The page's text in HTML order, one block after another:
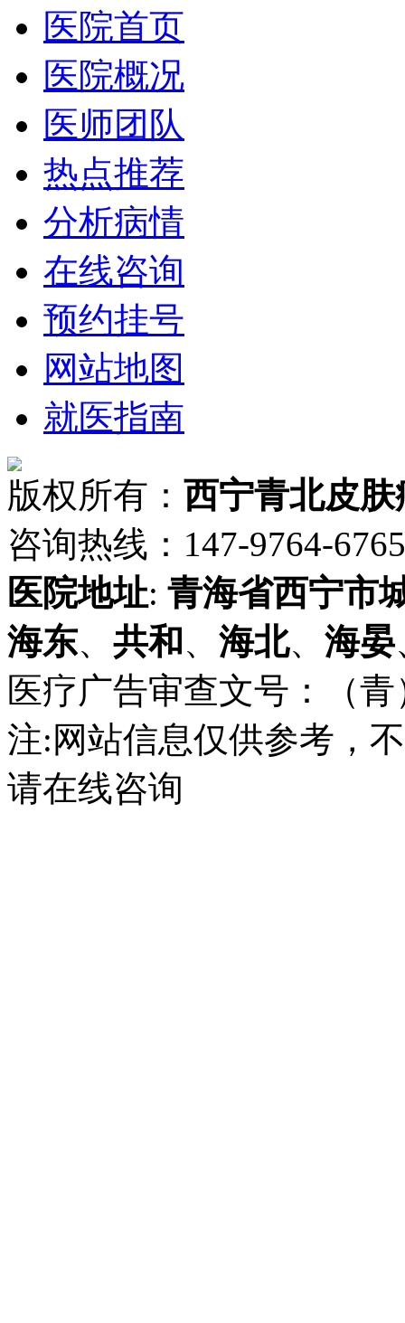
医院首页
医院概况
医师团队
热点推荐
分析病情
在线咨询
预约挂号
网站地图
就医指南
版权所有： 西宁青北皮肤
咨询热线：147-9764-
医院地址: 青海省西宁市
海东、 共和 、 海北、 海晏
医疗广告审查文号：（
注:网站信息仅供参考，
请在线咨询